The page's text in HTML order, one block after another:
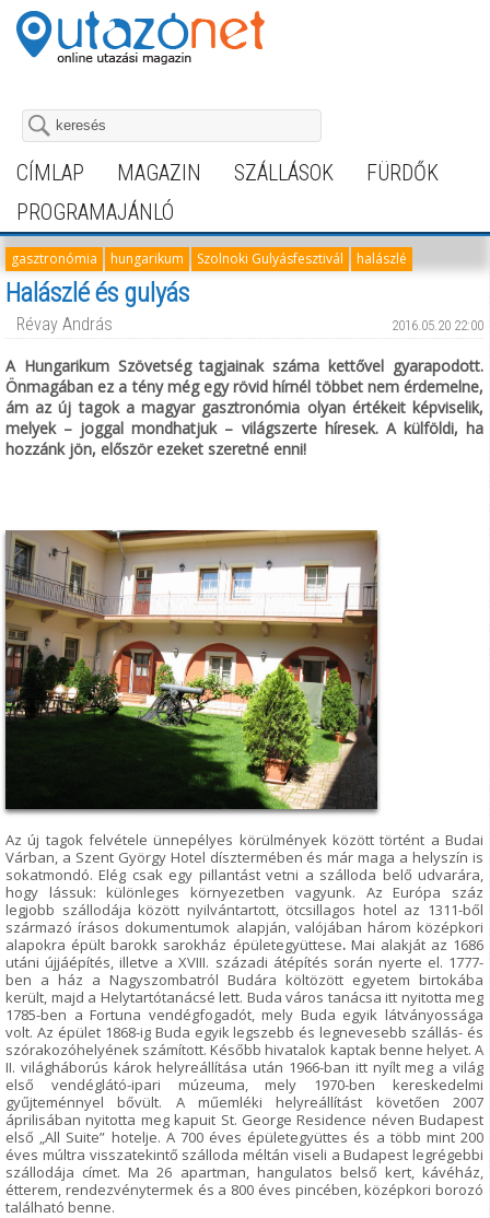
CÍMLAP MAGAZIN SZÁLLÁSOK
FÜRDŐK
PROGRAMAJÁNLÓ
gasztronómia hungarikum Szolnoki Gulyásfesztivál halászlé
Halászlé és gulyás
Révay András 2016.05.20 22:00
A Hungarikum Szövetség tagjainak száma kettővel gyarapodott.
Önmagában ez a tény még egy rövid hírnél többet nem érdemelne,
ám az új tagok a magyar gasztronómia olyan értékeit képviselik,
melyek – joggal mondhatjuk – világszerte híresek. A külföldi, ha
hozzánk jön, először ezeket szeretné enni!
Az új tagok felvétele ünnepélyes körülmények között történt a Budai
Várban, a Szent György Hotel dísztermében és már maga a helyszín is
sokatmondó. Elég csak egy pillantást vetni a szálloda belő udvarára,
hogy lássuk: különleges környezetben vagyunk. Az Európa száz
legjobb szállodája között nyilvántartott, ötcsillagos hotel az 1311-ből
származó írásos dokumentumok alapján, valójában három középkori
alapokra épült barokk sarokház épületegyüttese. Mai alakját az 1686
utáni újjáépítés, illetve a XVIII. századi átépítés során nyerte el. 1777-
ben a ház a Nagyszombatról Budára költözött egyetem birtokába
került, majd a Helytartótanácsé lett. Buda város tanácsa itt nyitotta meg
1785-ben a Fortuna vendégfogadót, mely Buda egyik látványossága
volt. Az épület 1868-ig Buda egyik legszebb és legnevesebb szállás- és
szórakozóhelyének számított. Később hivatalok kaptak benne helyet. A
II. világháborús károk helyreállítása után 1966-ban itt nyílt meg a világ
első vendéglátó-ipari múzeuma, mely 1970-ben kereskedelmi
gyűjteménnyel bővült. A műemléki helyreállítást követően 2007
áprilisában nyitotta meg kapuit St. George Residence néven Budapest
első „All Suite” hotelje. A 700 éves épületegyüttes és a több mint 200
éves múltra visszatekintő szálloda méltán viseli a Budapest legrégebbi
szállodája címet. Ma 26 apartman, hangulatos belső kert, kávéház,
étterem, rendezvénytermek és a 800 éves pincében, középkori borozó
található benne.